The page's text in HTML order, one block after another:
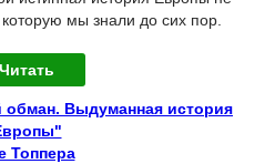
мы знали до сих пор.
Читать
обман. Выдуманная история
Топпера